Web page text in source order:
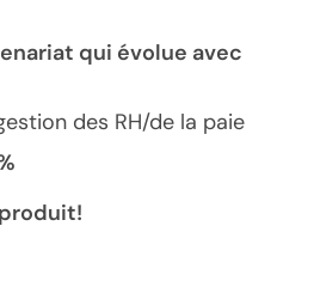
qui évolue avec
des RH/de la paie